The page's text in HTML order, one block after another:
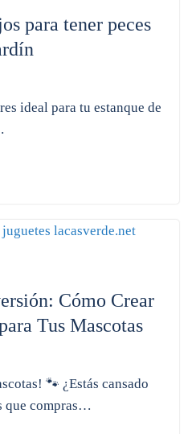
para tener peces
ideal para tu estanque de
Cómo Crear
Tus Mascotas
🐾 ¿Estás cansado
que compras…